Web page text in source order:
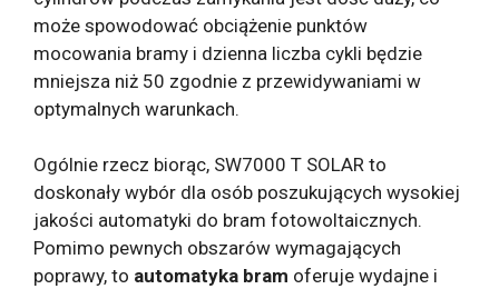
może spowodować obciążenie punktów
mocowania bramy i dzienna liczba cykli będzie
mniejsza niż 50 zgodnie z przewidywaniami w
optymalnych warunkach.
Ogólnie rzecz biorąc, SW7000 T SOLAR to
doskonały wybór dla osób poszukujących wysokiej
jakości automatyki do bram fotowoltaicznych.
Pomimo pewnych obszarów wymagających
poprawy, to automatyka bram oferuje wydajne i